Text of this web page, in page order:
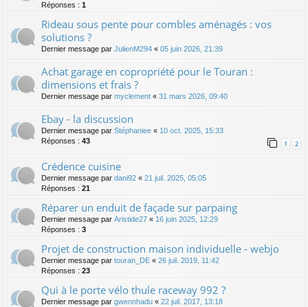
Réponses : 1
Rideau sous pente pour combles aménagés : vos
solutions ?
Dernier message par JulienM294 « 05 juin 2026, 21:39
Achat garage en copropriété pour le Touran :
dimensions et frais ?
Dernier message par myclement « 31 mars 2026, 09:40
Ebay - la discussion
Dernier message par Stéphaniee « 10 oct. 2025, 15:33
Réponses : 43 1 2
Crédence cuisine
Dernier message par dani92 « 21 juil. 2025, 05:05
Réponses : 21
Réparer un enduit de façade sur parpaing
Dernier message par Aristide27 « 16 juin 2025, 12:29
Réponses : 3
Projet de construction maison individuelle - webjo
Dernier message par touran_DE « 26 juil. 2019, 11:42
Réponses : 23
Qui à le porte vélo thule raceway 992 ?
Dernier message par gwennhadu « 22 juil. 2017, 13:18